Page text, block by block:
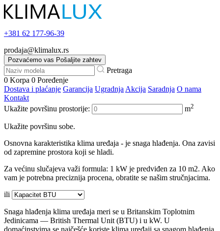
+381 62 177-96-39
prodaja@klimalux.rs
Pozvaćemo vas Pošaljite zahtev
Pretraga
0 Korpa 0 Poređenje
Dostava i plaćanje Garancija Ugradnja Akcija Saradnja O nama
Kontakt
Ukažite površinu prostorije:
m2
Ukažite površinu sobe.
Osnovna karakteristika klima uređaja - je snaga hlađenja. Ona zavisi
od zapremine prostora koji se hladi.
Za većinu slučajeva važi formula: 1 kW je predviđen za 10 m2. Ako
vam je potrebna preciznija procena, obratite se našim stručnjacima.
ili
Snaga hlađenja klima uređaja meri se u Britanskim Toplotnim
Jedinicama — British Thermal Unit (BTU) i u kW. U